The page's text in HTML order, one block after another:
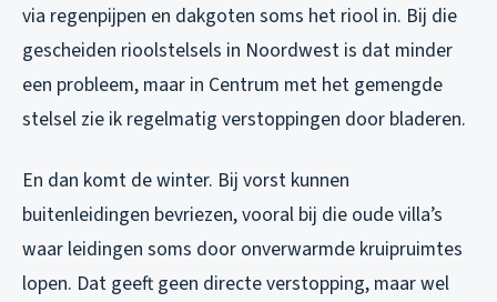
via regenpijpen en dakgoten soms het riool in. Bij die
gescheiden rioolstelsels in Noordwest is dat minder
een probleem, maar in Centrum met het gemengde
stelsel zie ik regelmatig verstoppingen door bladeren.
En dan komt de winter. Bij vorst kunnen
buitenleidingen bevriezen, vooral bij die oude villa’s
waar leidingen soms door onverwarmde kruipruimtes
lopen. Dat geeft geen directe verstopping, maar wel